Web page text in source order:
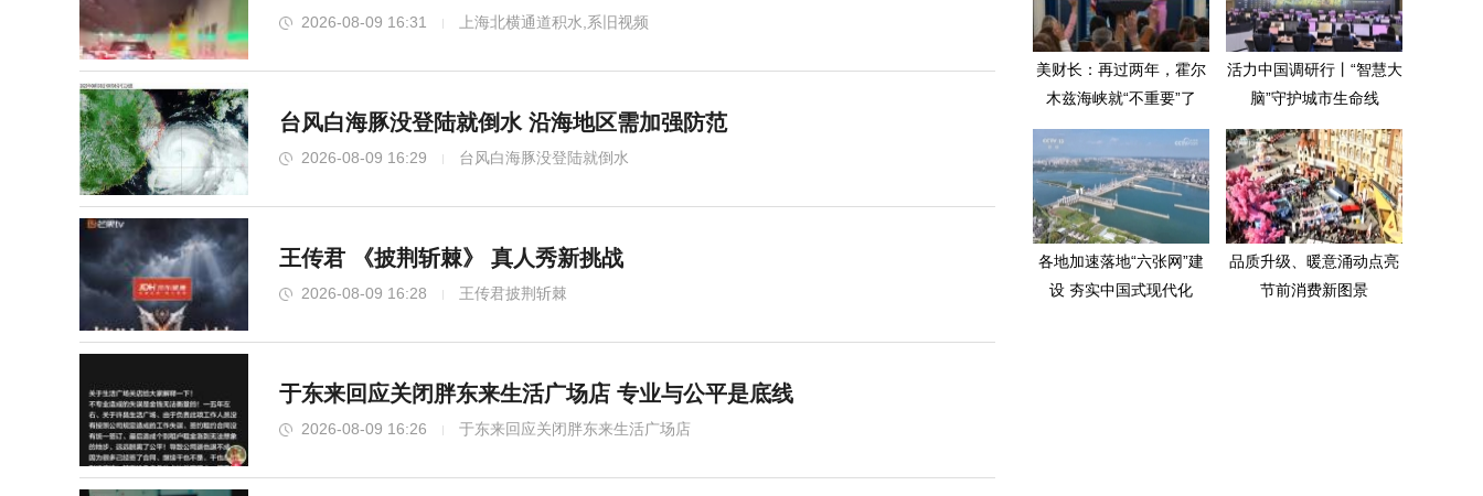
2026-08-09 16:31 上海北横通道积水,系旧视频
台风白海豚没登陆就倒水 沿海地区需加强防范
2026-08-09 16:29 台风白海豚没登陆就倒水
王传君 《披荆斩棘》 真人秀新挑战
2026-08-09 16:28 王传君披荆斩棘
于东来回应关闭胖东来生活广场店 专业与公平是底线
2026-08-09 16:26 于东来回应关闭胖东来生活广场店
美财长：再过两年，霍尔
木兹海峡就“不重要”了
活力中国调研行丨“智慧大
脑”守护城市生命线
各地加速落地“六张网”建
设 夯实中国式现代化
品质升级、暖意涌动点亮
节前消费新图景